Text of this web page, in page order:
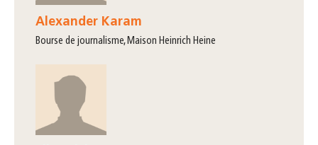
Alexander Karam
bourse de journalisme, Maison Heinrich Heine